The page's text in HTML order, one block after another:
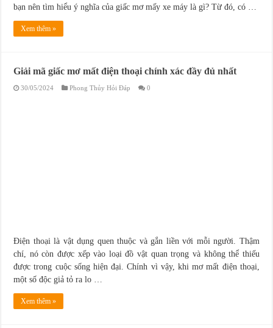
bạn nên tìm hiểu ý nghĩa của giấc mơ mấy xe máy là gì? Từ đó, có …
Xem thêm »
Giải mã giấc mơ mất điện thoại chính xác đầy đủ nhất
30/05/2024 Phong Thủy Hỏi Đáp 0
Điện thoại là vật dụng quen thuộc và gắn liền với mỗi người. Thậm
chí, nó còn được xếp vào loại đồ vật quan trọng và không thể thiếu
được trong cuộc sống hiện đại. Chính vì vậy, khi mơ mất điện thoại,
một số độc giả tỏ ra lo …
Xem thêm »